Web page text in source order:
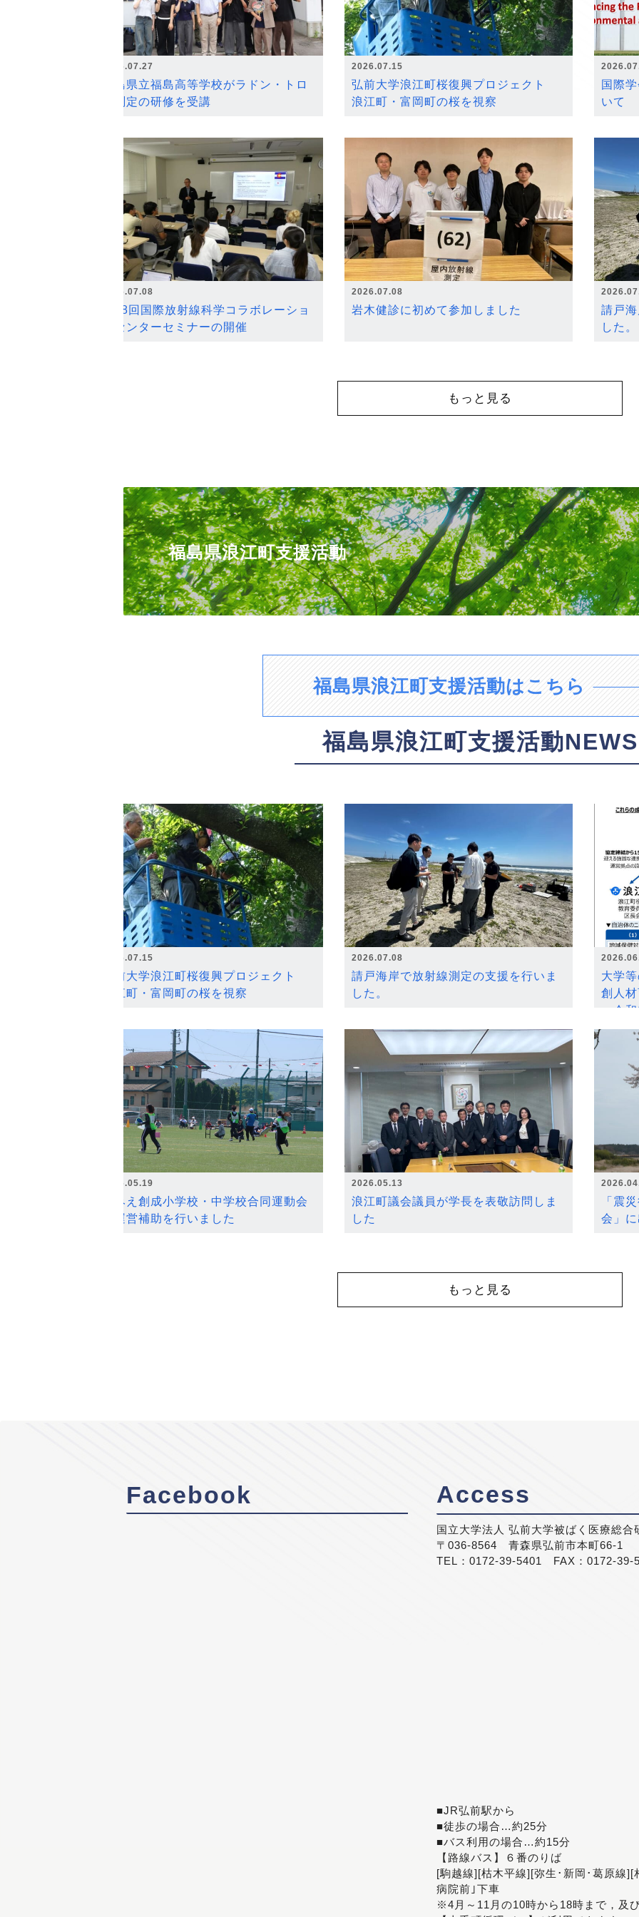
2026.07.27
福島県立福島高等学校がラドン・トロ
ン測定の研修を受講
2026.07.15
弘前大学浪江町桜復興プロジェクト
浪江町・富岡町の桜を視察
国際
いて
2026.07.08
第18回国際放射線科学コラボレーショ
ンセンターセミナーの開催
2026.07.08
岩木健診に初めて参加しました
請戸
した。
もっと見る
福島県浪江町支援活動
福島県浪江町支援活動はこちら
福島県浪江町支援活動NEWS
2026.07.15
弘前大学浪江町桜復興プロジェクト
浪江町・富岡町の桜を視察
2026.07.08
請戸海岸で放射線測定の支援を行いま
した。
大学
創人
～令
2026.05.19
なみえ創成小学校・中学校合同運動会
の運営補助を行いました
2026.05.13
浪江町議会議員が学長を表敬訪問しま
した
「震
会」
もっと見る
Facebook Access
国立大学法人 弘前大学被ばく医療総合
〒036-8564 青森県弘前市本町66-1
TEL：0172-39-5401 FAX：0172-39-
■JR弘前駅から
■徒歩の場合…約25分
■バス利用の場合…約15分
【路線バス】６番のりば
[駒越線][枯木平線][弥生･新岡･葛原線
病院前｣下車
※4月～11月の10時から18時まで，及